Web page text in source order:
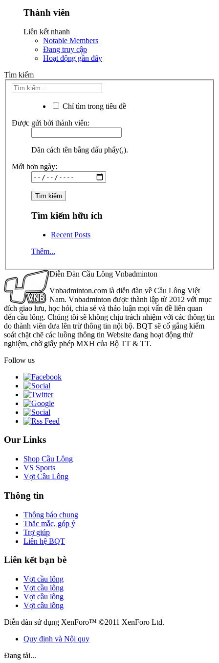
Thành viên
Liên kết nhanh
Notable Members
Đang truy cập
Hoạt động gần đây
Tìm kiếm
Chỉ tìm trong tiêu đề
Được gửi bởi thành viên:
Dãn cách tên bằng dấu phẩy(,).
Mới hơn ngày:
Tìm kiếm hữu ích
Recent Posts
Thêm...
Diễn Đàn Cầu Lông Vnbadminton
Vnbadminton.com là diễn đàn về Cầu Lông Việt
Nam. Vnbadminton được thành lập từ 2012 với mục
đích giao lưu, học hỏi, chia sẻ và thảo luận mọi vấn đề liên quan
đến cầu lông. Chúng tôi sẽ không chịu trách nhiệm với các thông tin
do thành viên đưa lên trừ thông tin nội bộ. BQT sẽ cố gắng kiểm
soát chặt chẽ các luồng thông tin Website đang hoạt động thử
nghiệm, chờ giấy phép MXH của Bộ TT & TT.
Follow us
Our Links
Shop Cầu Lông
VS Sports
Vợt Cầu Lông
Thông tin
Thông báo chung
Thắc mắc, góp ý
Trợ giúp
Liên hệ BQT
Liên kết bạn bè
Vợt cầu lông
Vợt cầu lông
Vợt cầu lông
Vợt cầu lông
Diễn đàn sử dụng XenForo™ ©2011 XenForo Ltd.
Quy định và Nội quy
Đang tải...